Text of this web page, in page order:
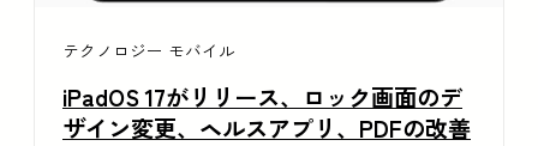
テクノロジー モバイル
iPadOS 17がリリース、ロック画面のデ
ザイン変更、ヘルスアプリ、PDFの改善